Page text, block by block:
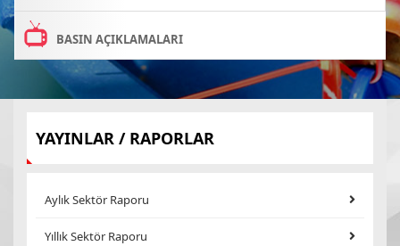
BASIN AÇIKLAMALARI
YAYINLAR / RAPORLAR
Aylık Sektör Raporu
Yıllık Sektör Raporu